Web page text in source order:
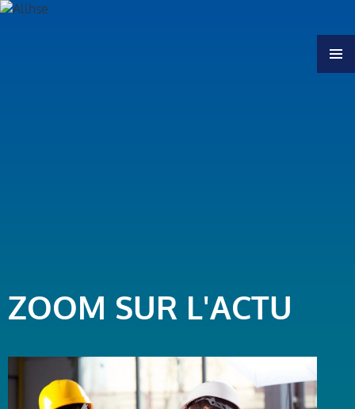
ZOOM SUR L'ACTU